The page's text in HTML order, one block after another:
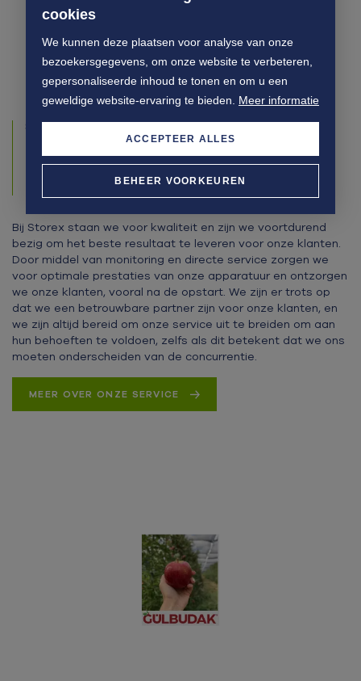
cookies
We kunnen deze plaatsen voor analyse van onze
bezoekersgegevens, om onze website te verbeteren,
gepersonaliseerde inhoud te tonen en om u een
geweldige website-ervaring te bieden. Meer informatie
BEHEER VOORKEUREN
ACCEPTEER ALLES
SERVICES
24/7 MONITORING EN SERVICE VOOR
KWALITEITSBEHOUD VAN GROENTE
Bij Storex staan we voor kwaliteit en zijn we voortdurend
bezig om het beste resultaat te leveren voor onze klanten.
Door middel van monitoring en directe service zorgen we
voor optimale prestaties van onze apparatuur en ontzorgen
we onze klanten, vooral na de opstart. We zijn er trots op
dat we een betrouwbare partner zijn voor onze klanten, en
we zijn altijd bereid om onze service uit te breiden om aan
hun behoeften te voldoen, zelfs als dit betekent dat we ons
moeten onderscheiden van de concurrentie.
MEER OVER ONZE SERVICE